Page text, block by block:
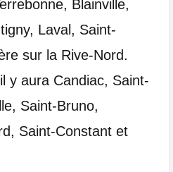
Blainville,
Laval, Saint-
sur la Rive-Nord.
y aura Candiac, Saint-
Saint-Bruno,
Saint-Constant et